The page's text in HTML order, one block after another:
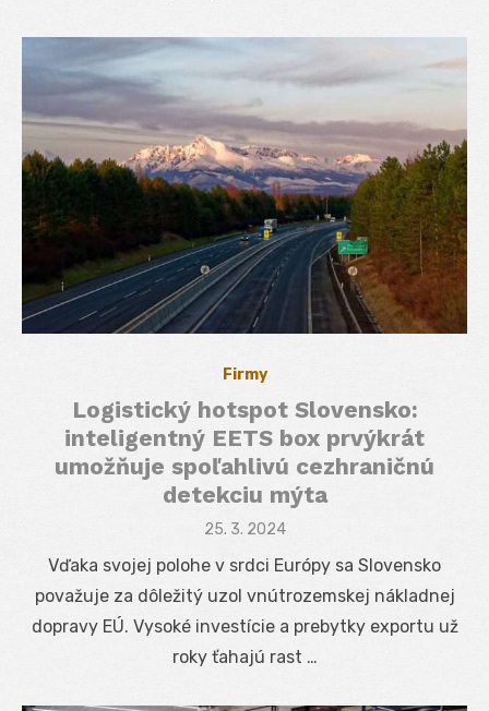
Firmy
Logistický hotspot Slovensko:
inteligentný EETS box prvýkrát
umožňuje spoľahlivú cezhraničnú
detekciu mýta
Posted
25. 3. 2024
Vďaka svojej polohe v srdci Európy sa Slovensko
považuje za dôležitý uzol vnútrozemskej nákladnej
dopravy EÚ. Vysoké investície a prebytky exportu už
roky ťahajú rast …